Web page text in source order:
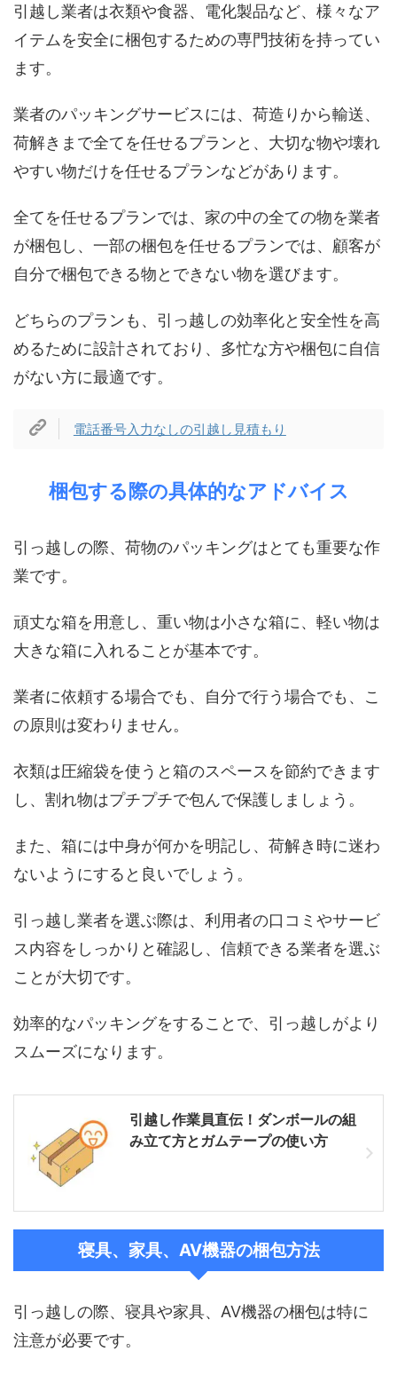
引越し業者は衣類や食器、電化製品など、様々なア
イテムを安全に梱包するための専門技術を持ってい
ます。
業者のパッキングサービスには、荷造りから輸送、
荷解きまで全てを任せるプランと、大切な物や壊れ
やすい物だけを任せるプランなどがあります。
全てを任せるプランでは、家の中の全ての物を業者
が梱包し、一部の梱包を任せるプランでは、顧客が
自分で梱包できる物とできない物を選びます。
どちらのプランも、引っ越しの効率化と安全性を高
めるために設計されており、多忙な方や梱包に自信
がない方に最適です。
電話番号入力なしの引越し見積もり
梱包する際の具体的なアドバイス
引っ越しの際、荷物のパッキングはとても重要な作
業です。
頑丈な箱を用意し、重い物は小さな箱に、軽い物は
大きな箱に入れることが基本です。
業者に依頼する場合でも、自分で行う場合でも、こ
の原則は変わりません。
衣類は圧縮袋を使うと箱のスペースを節約できます
し、割れ物はプチプチで包んで保護しましょう。
また、箱には中身が何かを明記し、荷解き時に迷わ
ないようにすると良いでしょう。
引っ越し業者を選ぶ際は、利用者の口コミやサービ
ス内容をしっかりと確認し、信頼できる業者を選ぶ
ことが大切です。
効率的なパッキングをすることで、引っ越しがより
スムーズになります。
引越し作業員直伝！ダンボールの組
み立て方とガムテープの使い方
寝具、家具、AV機器の梱包方法
引っ越しの際、寝具や家具、AV機器の梱包は特に
注意が必要です。